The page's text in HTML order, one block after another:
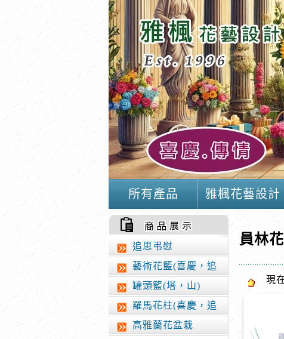
所有產品 雅楓花藝設計
追思弔慰
藝術花籃(喜慶，追
思) 罐頭籃(塔，山)
羅馬花柱(喜慶，追
思) 高雅蘭花盆栽
員林
現